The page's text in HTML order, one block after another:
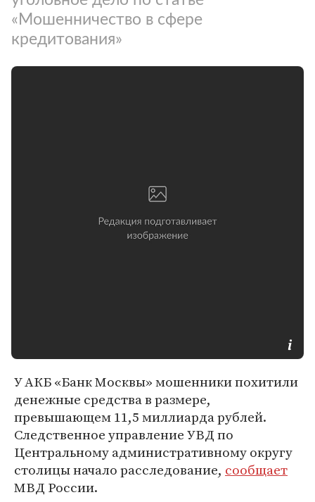
«Мошенничество в сфере
кредитования»
У АКБ «Банк Москвы» мошенники похитили
денежные средства в размере,
превышающем 11,5 миллиарда рублей.
Следственное управление УВД по
Центральному административному округу
столицы начало расследование, сообщает
МВД России.